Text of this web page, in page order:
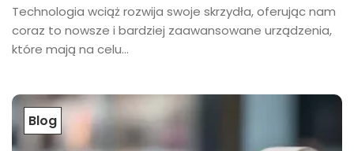
Technologia wciąż rozwija swoje skrzydła, oferując nam
coraz to nowsze i bardziej zaawansowane urządzenia,
które mają na celu...
Blog